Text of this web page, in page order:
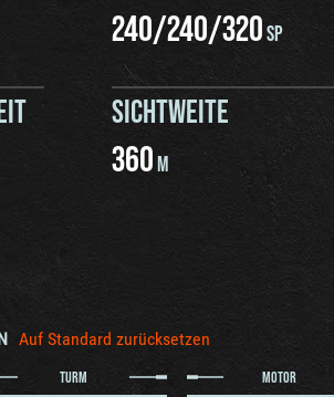
240/240/320SP
SICHTWEITE
360M
Auf Standard zurücksetzen
TURM MOTOR